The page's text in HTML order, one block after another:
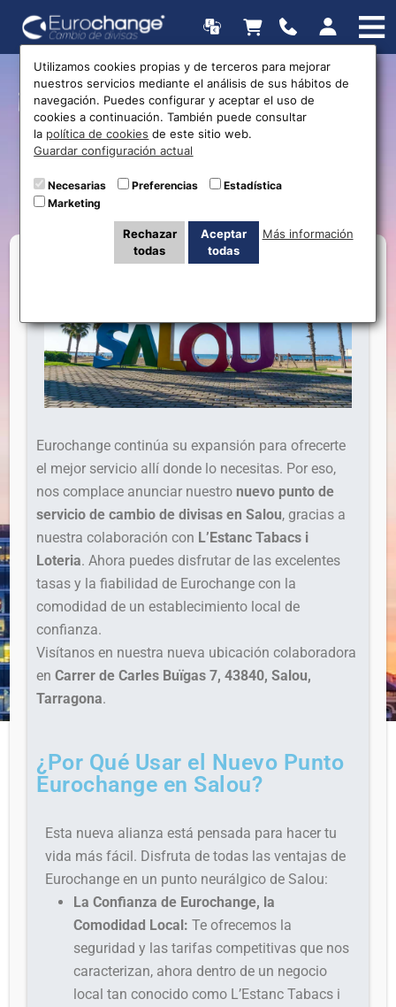
¡Más Cerca de Ti en Salou!
Tu Servicio de Cambio de
Divisas Eurochange en
Carrer de Carles Buïgas
Eurochange continúa su expansión para ofrecerte
el mejor servicio allí donde lo necesitas. Por eso,
nos complace anunciar nuestro nuevo punto de
servicio de cambio de divisas en Salou, gracias a
nuestra colaboración con L’Estanc Tabacs i
Loteria. Ahora puedes disfrutar de las excelentes
tasas y la fiabilidad de Eurochange con la
comodidad de un establecimiento local de
confianza.
Visítanos en nuestra nueva ubicación colaboradora
enCarrer de Carles Buïgas 7, 43840, Salou,
Tarragona.
¿Por Qué Usar el Nuevo Punto
Eurochange en Salou?
Esta nueva alianza está pensada para hacer tu
vida más fácil. Disfruta de todas las ventajas de
Eurochange en un punto neurálgico de Salou:
La Confianza de Eurochange, la
Comodidad Local: Te ofrecemos la
seguridad y las tarifas competitivas que nos
caracterizan, ahora dentro de un negocio
local tan conocido como L’Estanc Tabacs i
Utilizamos cookies propias y de terceros para mejorar
nuestros servicios mediante el análisis de sus hábitos de
navegación. Puedes configurar y aceptar el uso de
cookies a continuación. También puede consultar
la política de cookies de este sitio web.
Guardar configuración actual
Necesarias Preferencias
Estadística
Marketing
Rechazar
todas
Aceptar
todas
Más información